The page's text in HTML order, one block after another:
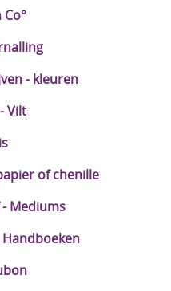
- kleuren
Vilt
of chenille
Mediums